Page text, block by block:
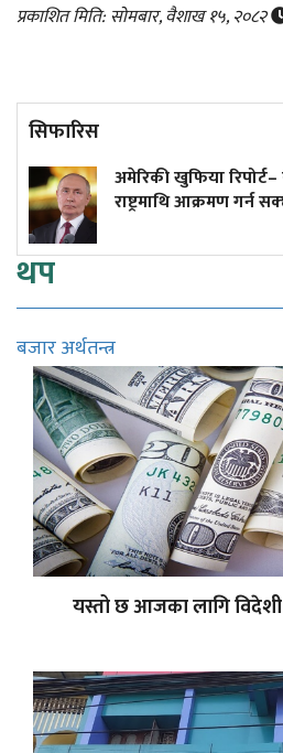
प्रकाशित मिति: सोमबार, वैशाख १५, २०८२
सिफारिस
रिपोर्ट– रूसले केही वर्षभित्र नेटो
गर्न सक्छ
थप
बजार अर्थतन्त्र
यस्तो छ आजका लागि विदेशी